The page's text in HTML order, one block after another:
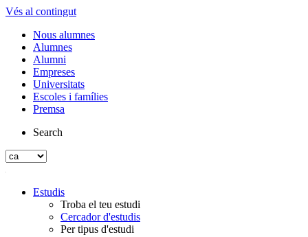
Vés al contingut
Nous alumnes
Alumnes
Alumni
Empreses
Universitats
Escoles i famílies
Premsa
Search
Estudis
Troba el teu estudi
Cercador d'estudis
Per tipus d'estudi